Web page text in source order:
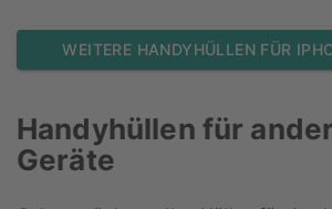
WEITERE HANDYHÜLLEN FÜR
Handyhüllen für
Geräte